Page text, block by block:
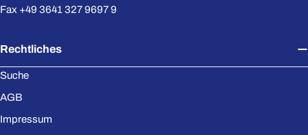
Fax +49 3641 327 9697 9
Rechtliches
Suche
AGB
Impressum